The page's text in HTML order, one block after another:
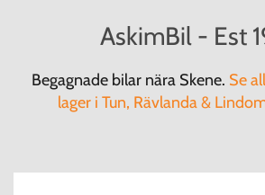
AskimBil - Est
Begagnade bilar nära Skene. Se
lager i Tun, Rävlanda &